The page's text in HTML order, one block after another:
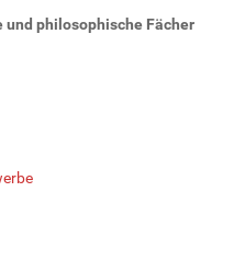
philosophische Fächer